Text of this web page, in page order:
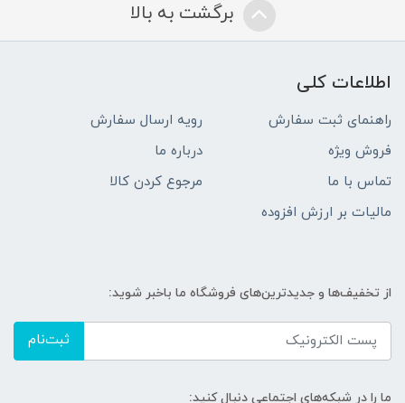
برگشت به بالا
اطلاعات کلی
راهنمای ثبت سفارش
رویه ارسال سفارش
فروش ویژه
درباره ما
تماس با ما
مرجوع کردن کالا
مالیات بر ارزش افزوده
از تخفیف‌ها و جدیدترین‌های فروشگاه ما باخبر شوید:
ثبت‌نام
ما را در شبکه‌های اجتماعی دنبال کنید: